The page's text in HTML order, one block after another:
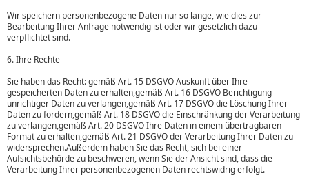
Wir speichern personenbezogene Daten nur so lange, wie dies zur
Bearbeitung Ihrer Anfrage notwendig ist oder wir gesetzlich dazu
verpflichtet sind.
6. Ihre Rechte
Sie haben das Recht: gemäß Art. 15 DSGVO Auskunft über Ihre
gespeicherten Daten zu erhalten,gemäß Art. 16 DSGVO Berichtigung
unrichtiger Daten zu verlangen,gemäß Art. 17 DSGVO die Löschung Ihrer
Daten zu fordern,gemäß Art. 18 DSGVO die Einschränkung der Verarbeitung
zu verlangen,gemäß Art. 20 DSGVO Ihre Daten in einem übertragbaren
Format zu erhalten,gemäß Art. 21 DSGVO der Verarbeitung Ihrer Daten zu
widersprechen.Außerdem haben Sie das Recht, sich bei einer
Aufsichtsbehörde zu beschweren, wenn Sie der Ansicht sind, dass die
Verarbeitung Ihrer personenbezogenen Daten rechtswidrig erfolgt.